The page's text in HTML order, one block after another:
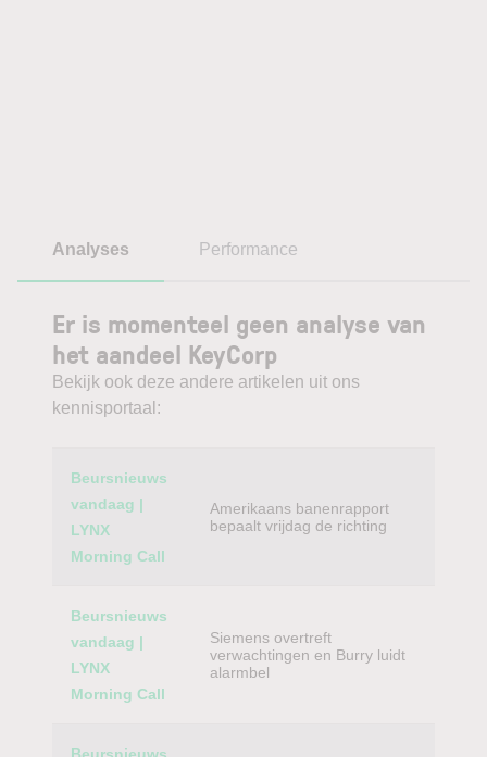
Analyses Performance
Er is momenteel geen analyse van
het aandeel KeyCorp
Bekijk ook deze andere artikelen uit ons
kennisportaal:
Category
Beursnieuws
vandaag |
LYNX
Morning Call
Amerikaans banenrapport
bepaalt vrijdag de richting
Beursnieuws
vandaag |
LYNX
Morning Call
Siemens overtreft
verwachtingen en Burry luidt
alarmbel